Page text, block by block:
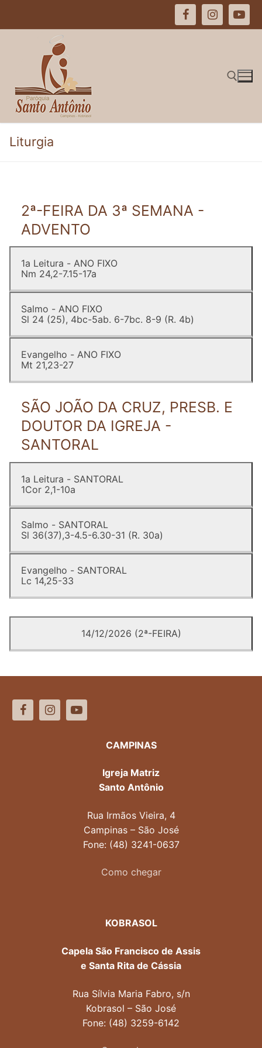
Pesquisar por:
Liturgia
2ª-FEIRA DA 3ª SEMANA -
ADVENTO
1a Leitura - ANO FIXO
Nm 24,2-7.15-17a
Salmo - ANO FIXO
Sl 24 (25), 4bc-5ab. 6-7bc. 8-9 (R. 4b)
Evangelho - ANO FIXO
Mt 21,23-27
SÃO JOÃO DA CRUZ, PRESB. E
DOUTOR DA IGREJA -
SANTORAL
1a Leitura - SANTORAL
1Cor 2,1-10a
Salmo - SANTORAL
Sl 36(37),3-4.5-6.30-31 (R. 30a)
Evangelho - SANTORAL
Lc 14,25-33
14/12/2026 (2ª-FEIRA)
CAMPINAS
Igreja Matriz
Santo Antônio
Rua Irmãos Vieira, 4
Campinas – São José
Fone: (48) 3241-0637
Como chegar
KOBRASOL
Capela São Francisco de Assis
e Santa Rita de Cássia
Rua Sílvia Maria Fabro, s/n
Kobrasol – São José
Fone: (48) 3259-6142